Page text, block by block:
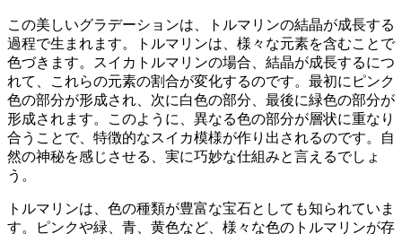
この美しいグラデーションは、トルマリンの結晶が成長する
過程で生まれます。トルマリンは、様々な元素を含むことで
色づきます。スイカトルマリンの場合、結晶が成長するにつ
れて、これらの元素の割合が変化するのです。最初にピンク
色の部分が形成され、次に白色の部分、最後に緑色の部分が
形成されます。このように、異なる色の部分が層状に重なり
合うことで、特徴的なスイカ模様が作り出されるのです。自
然の神秘を感じさせる、実に巧妙な仕組みと言えるでしょ
う。
トルマリンは、色の種類が豊富な宝石としても知られていま
す。ピンクや緑、青、黄色など、様々な色のトルマリンが存